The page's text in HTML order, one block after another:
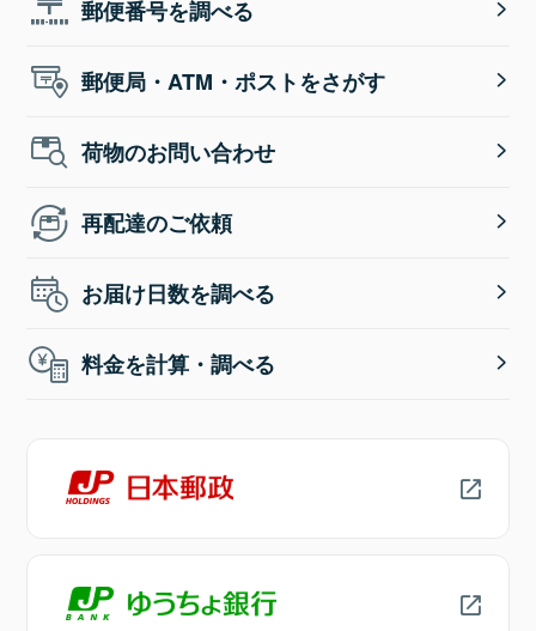
郵便番号を調べる
郵便局・ATM・ポストをさがす
荷物のお問い合わせ
再配達のご依頼
お届け日数を調べる
料金を計算・調べる